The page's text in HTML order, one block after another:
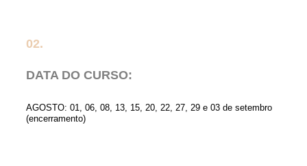
02.
DATA DO CURSO:
AGOSTO: 01, 06, 08, 13, 15, 20, 22, 27, 29 e 03 de setembro
(encerramento)